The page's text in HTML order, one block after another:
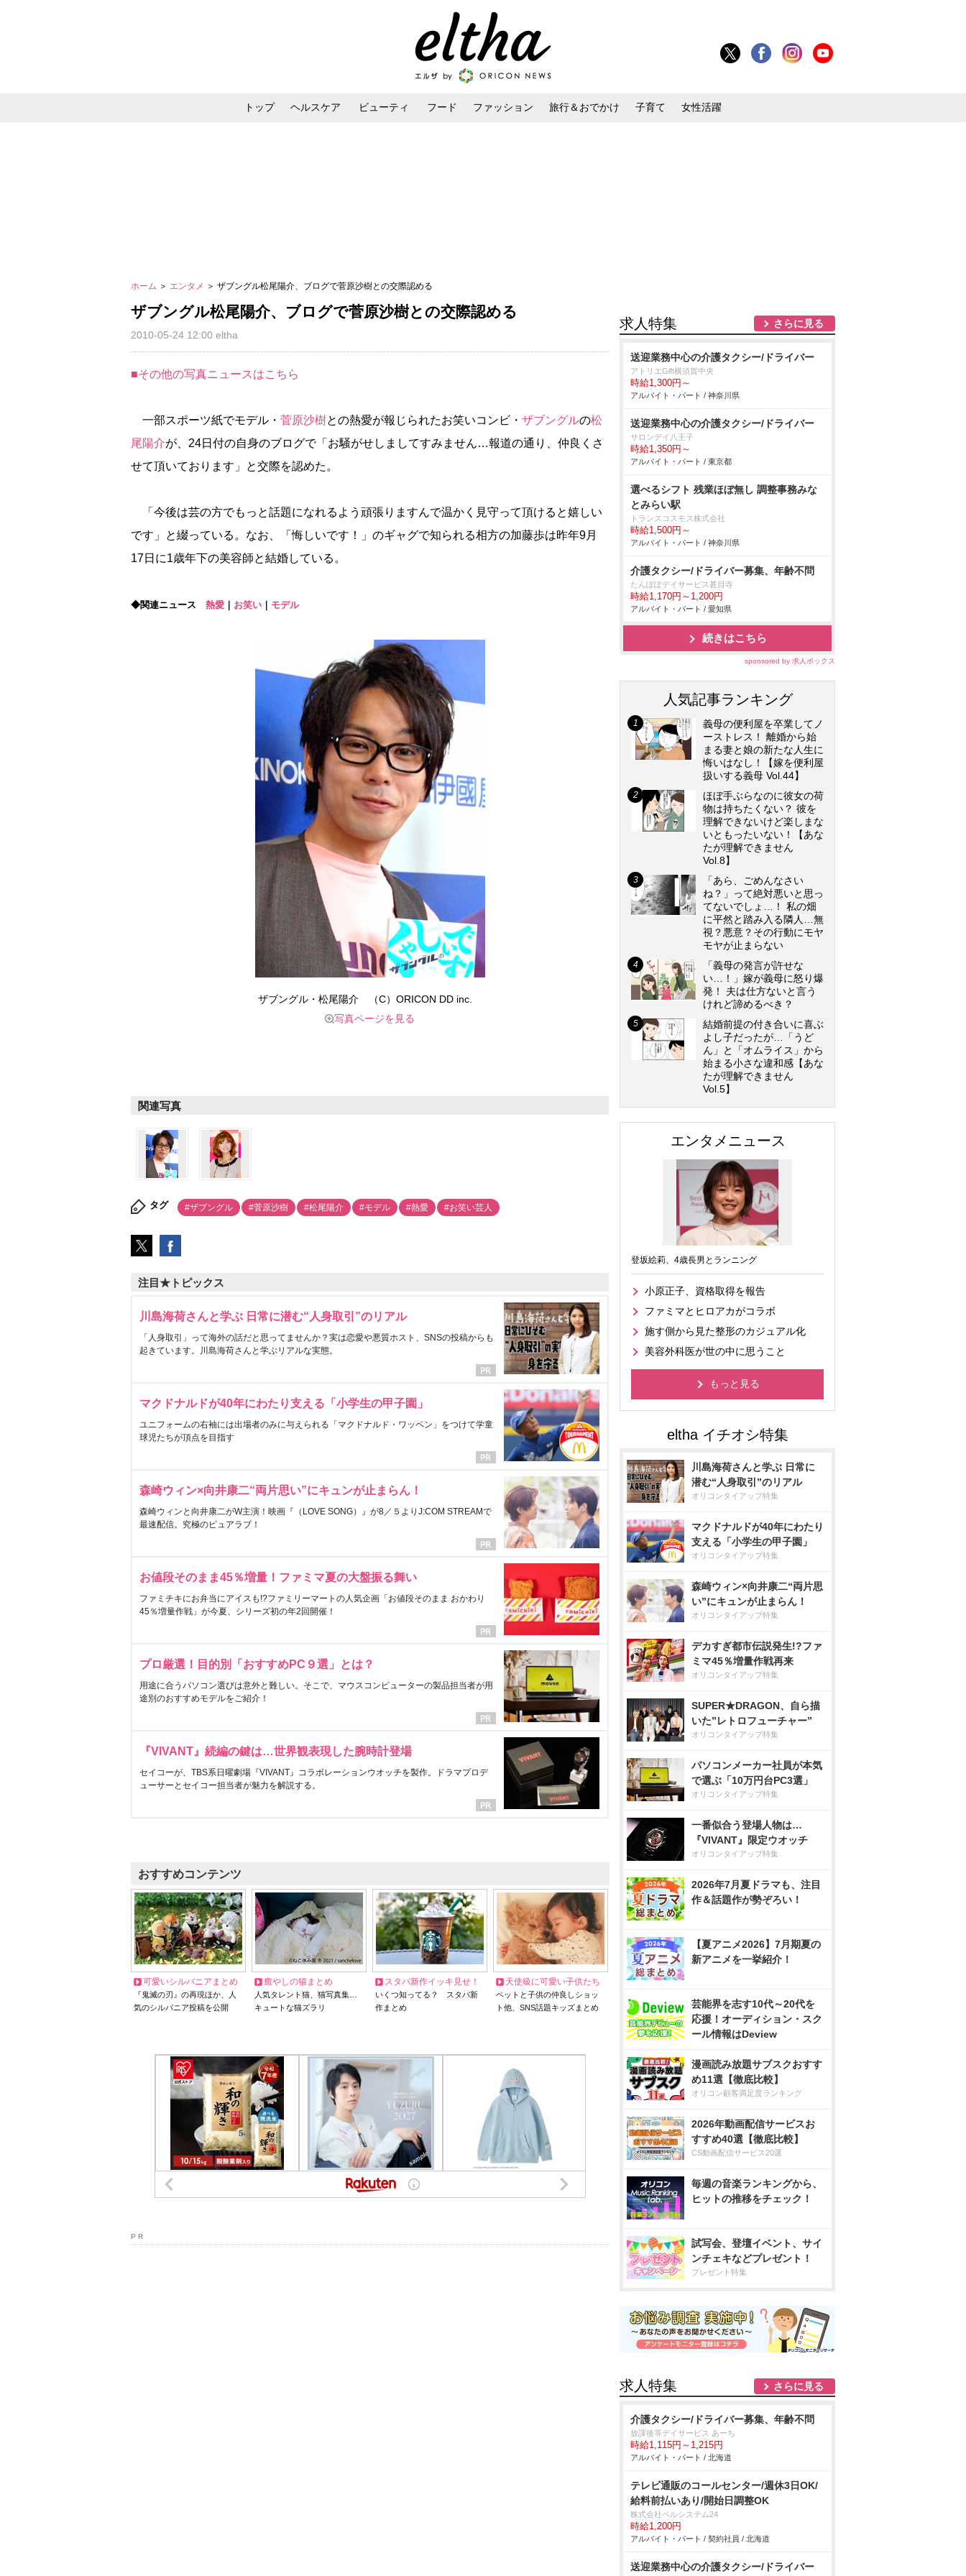
トップ ヘルスケア ビューティ フード ファッション 旅行＆おでかけ 子育て 女性活躍
ホーム ＞ エンタメ ＞ ザブングル松尾陽介、ブログで菅原沙樹との交際認める
ザブングル松尾陽介、ブログで菅原沙樹との交際認める
2010-05-24 12:00 eltha
■その他の写真ニュースはこちら
一部スポーツ紙でモデル・ 菅原沙樹との熱愛が報じられたお笑いコンビ・ ザブングルの松
尾陽介が、24日付の自身のブログで「お騒がせしましてすみません…報道の通り、仲良くさ
せて頂いております」と交際を認めた。
「今後は芸の方でもっと話題になれるよう頑張りますんで温かく見守って頂けると嬉しい
です」と綴っている。なお、「悔しいです！」のギャグで知られる相方の加藤歩は昨年9月
17日に1歳年下の美容師と結婚している。
◆関連ニュース 熱愛 お笑い モデル
ザブングル・松尾陽介 （C）ORICON DD inc.
写真ページを見る
関連写真
タグ #ザブングル #菅原沙樹 #松尾陽介 #モデル #熱愛 #お笑い芸人
注目★トピックス
川島海荷さんと学ぶ 日常に潜む“人身取引”のリアル
「人身取引」って海外の話だと思ってませんか？実は恋愛や悪質ホスト、SNSの投稿からも
起きています。川島海荷さんと学ぶリアルな実態。
マクドナルドが40年にわたり支える「小学生の甲子園」
ユニフォームの右袖には出場者のみに与えられる「マクドナルド・ワッペン」をつけて学童
球児たちが頂点を目指す
森崎ウィン×向井康二“両片思い”にキュンが止まらん！
森崎ウィンと向井康二がW主演！映画『（LOVE SONG）』が8／５よりJ:COM STREAMで
最速配信。究極のピュアラブ！
お値段そのまま45％増量！ファミマ夏の大盤振る舞い
ファミチキにお弁当にアイスも!?ファミリーマートの人気企画「お値段そのまま おかわり
45％増量作戦」が今夏、シリーズ初の年2回開催！
プロ厳選！目的別「おすすめPC９選」とは？
用途に合うパソコン選びは意外と難しい。そこで、マウスコンピューターの製品担当者が用
途別のおすすめモデルをご紹介！
『VIVANT』続編の鍵は…世界観表現した腕時計登場
セイコーが、TBS系日曜劇場『VIVANT』コラボレーションウオッチを製作。ドラマプロデ
ューサーとセイコー担当者が魅力を解説する。
おすすめコンテンツ
可愛いシルバニアまとめ
『鬼滅の刃』の再現ほか、人
気のシルバニア投稿を公開
癒やしの猫まとめ
人気タレント猫、猫写真集…
キュートな猫ズラリ
スタバ新作イッキ見せ！
いくつ知ってる？ スタバ新
作まとめ
天使級に可愛い子供たち
ペットと子供の仲良しショッ
ト他、SNS話題キッズまとめ
P R
求人特集 さらに見る
送迎業務中心の介護タクシー/ドライバー
アトリエGift横須賀中央
時給1,300円～
アルバイト・パート / 神奈川県
送迎業務中心の介護タクシー/ドライバー
サロンデイ八王子
時給1,350円～
アルバイト・パート / 東京都
選べるシフト 残業ほぼ無し 調整事務みな
とみらい駅
トランスコスモス株式会社
時給1,500円～
アルバイト・パート / 神奈川県
介護タクシー/ドライバー募集、年齢不問
たんぽぽデイサービス甚目寺
時給1,170円～1,200円
アルバイト・パート / 愛知県
続きはこちら
sponsored by 求人ボックス
人気記事ランキング
義母の便利屋を卒業してノ
ーストレス！ 離婚から始
まる妻と娘の新たな人生に
悔いはなし！【嫁を便利屋
扱いする義母 Vol.44】
ほぼ手ぶらなのに彼女の荷
物は持ちたくない？ 彼を
理解できないけど楽しまな
いともったいない！【あな
たが理解できません
Vol.8】
「あら、ごめんなさい
ね？」って絶対悪いと思っ
てないでしょ…！ 私の畑
に平然と踏み入る隣人…無
視？悪意？その行動にモヤ
モヤが止まらない
「義母の発言が許せな
い…！」嫁が義母に怒り爆
発！ 夫は仕方ないと言う
けれど諦めるべき？
結婚前提の付き合いに喜ぶ
よし子だったが…「うど
ん」と「オムライス」から
始まる小さな違和感【あな
たが理解できません
Vol.5】
エンタメニュース
登坂絵莉、4歳長男とランニング
小原正子、資格取得を報告
ファミマとヒロアカがコラボ
施す側から見た整形のカジュアル化
美容外科医が世の中に思うこと
もっと見る
川島海荷さんと学ぶ 日常に
潜む“人身取引”のリアル
オリコンタイアップ特集
マクドナルドが40年にわたり
支える「小学生の甲子園」
オリコンタイアップ特集
森崎ウィン×向井康二“両片思
い”にキュンが止まらん！
オリコンタイアップ特集
デカすぎ都市伝説発生!?ファ
ミマ45％増量作戦再来
オリコンタイアップ特集
SUPER★DRAGON、自ら描
いた”レトロフューチャー”
オリコンタイアップ特集
パソコンメーカー社員が本気
で選ぶ「10万円台PC3選」
オリコンタイアップ特集
一番似合う登場人物は…
『VIVANT』限定ウオッチ
オリコンタイアップ特集
2026年7月夏ドラマも、注目
作＆話題作が勢ぞろい！
【夏アニメ2026】7月期夏の
新アニメを一挙紹介！
芸能界を志す10代～20代を
応援！オーディション・スク
ール情報はDeview
漫画読み放題サブスクおすす
め11選【徹底比較】
オリコン顧客満足度ランキング
2026年動画配信サービスお
すすめ40選【徹底比較】
CS動画配信サービス20選
毎週の音楽ランキングから、
ヒットの推移をチェック！
試写会、登壇イベント、サイ
ンチェキなどプレゼント！
プレゼント特集
求人特集 さらに見る
介護タクシー/ドライバー募集、年齢不問
放課後等デイサービス あーち
時給1,115円～1,215円
アルバイト・パート / 北海道
テレビ通販のコールセンター/週休3日OK/
給料前払いあり/開始日調整OK
株式会社ベルシステム24
時給1,200円
アルバイト・パート / 契約社員 / 北海道
送迎業務中心の介護タクシー/ドライバー